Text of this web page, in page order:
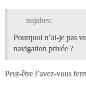
nujabes:
Pourquoi n’ai-je pas
navigation privée ?
Peut-être l’avez-vous